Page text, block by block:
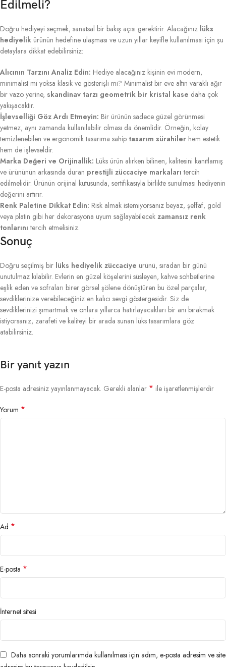
Edilmeli?
Doğru hediyeyi seçmek, sanatsal bir bakış açısı gerektirir. Alacağınız lüks
hediyelik ürünün hedefine ulaşması ve uzun yıllar keyifle kullanılması için şu
detaylara dikkat edebilirsiniz:
Alıcının Tarzını Analiz Edin: Hediye alacağınız kişinin evi modern,
minimalist mi yoksa klasik ve gösterişli mi? Minimalist bir eve altın varaklı ağır
bir vazo yerine, skandinav tarzı geometrik bir kristal kase daha çok
yakışacaktır.
İşlevselliği Göz Ardı Etmeyin: Bir ürünün sadece güzel görünmesi
yetmez, aynı zamanda kullanılabilir olması da önemlidir. Örneğin, kolay
temizlenebilen ve ergonomik tasarıma sahip tasarım sürahiler hem estetik
hem de işlevseldir.
Marka Değeri ve Orijinallik: Lüks ürün alırken bilinen, kalitesini kanıtlamış
ve ürününün arkasında duran prestijli züccaciye markaları tercih
edilmelidir. Ürünün orijinal kutusunda, sertifikasıyla birlikte sunulması hediyenin
değerini artırır.
Renk Paletine Dikkat Edin: Risk almak istemiyorsanız beyaz, şeffaf, gold
veya platin gibi her dekorasyona uyum sağlayabilecek zamansız renk
tonlarını tercih etmelisiniz.
Sonuç
Doğru seçilmiş bir lüks hediyelik züccaciye ürünü, sıradan bir günü
unutulmaz kılabilir. Evlerin en güzel köşelerini süsleyen, kahve sohbetlerine
eşlik eden ve sofraları birer görsel şölene dönüştüren bu özel parçalar,
sevdiklerinize verebileceğiniz en kalıcı sevgi göstergesidir. Siz de
sevdiklerinizi şımartmak ve onlara yıllarca hatırlayacakları bir anı bırakmak
istiyorsanız, zarafeti ve kaliteyi bir arada sunan lüks tasarımlara göz
atabilirsiniz.
Bir yanıt yazın
E-posta adresiniz yayınlanmayacak. Gerekli alanlar * ile işaretlenmişlerdir
Yorum *
Ad *
E-posta *
İnternet sitesi
Daha sonraki yorumlarımda kullanılması için adım, e-posta adresim ve site